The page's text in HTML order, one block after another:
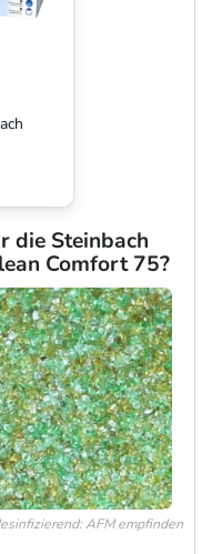
die Steinbach
Comfort 75?
AFM empfinden